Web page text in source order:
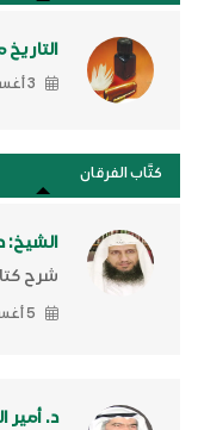
3 أغسطس, 2026
كتَّاب الفرقان
الشيخ:
شرح
5 أغسطس, 2026
د. أمير